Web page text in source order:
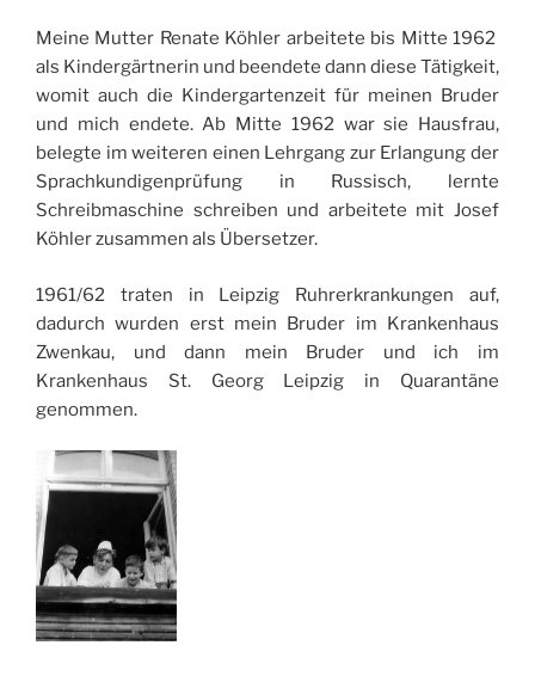
Meine Mutter Renate Köhler arbeitete bis Mitte 1962
als Kindergärtnerin und beendete dann diese Tätigkeit,
womit auch die Kindergartenzeit für meinen Bruder
und mich endete. Ab Mitte 1962 war sie Hausfrau,
belegte im weiteren einen Lehrgang zur Erlangung der
Sprachkundigenprüfung in Russisch, lernte
Schreibmaschine schreiben und arbeitete mit Josef
Köhler zusammen als Übersetzer.
1961/62 traten in Leipzig Ruhrerkrankungen auf,
dadurch wurden erst mein Bruder im Krankenhaus
Zwenkau, und dann mein Bruder und ich im
Krankenhaus St. Georg Leipzig in Quarantäne
genommen.